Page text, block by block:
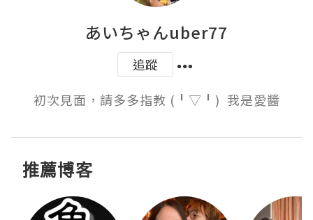
あいちゃんuber77
追蹤
初次見面，請多多指教 (╹▽╹)  我是愛醬
推薦博客